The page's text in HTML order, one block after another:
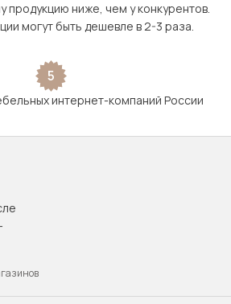
продукцию ниже, чем у конкурентов.
могут быть дешевле в 2-3 раза.
5
интернет-компаний России